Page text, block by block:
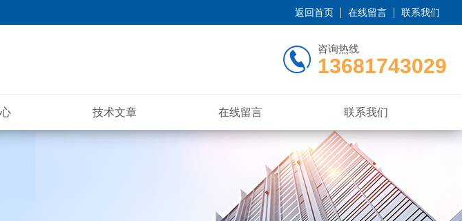
返回首页 在线留言 联系我们
咨询热线
13681743029
技术文章 在线留言 联系我们